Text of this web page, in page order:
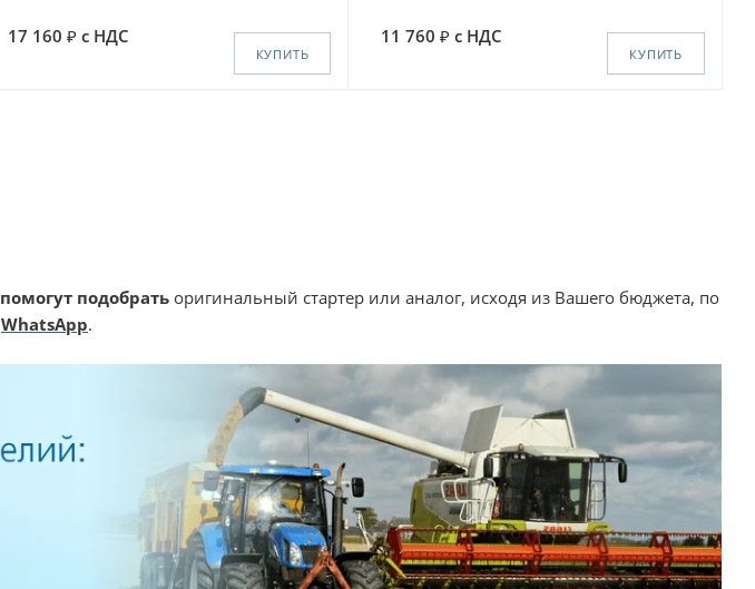
17 160 с НДС
КУПИТЬ
11 760 с НДС
КУПИТЬ
помогут подобрать оригинальный стартер или аналог, исходя из Вашего бюджета, по
WhatsApp.